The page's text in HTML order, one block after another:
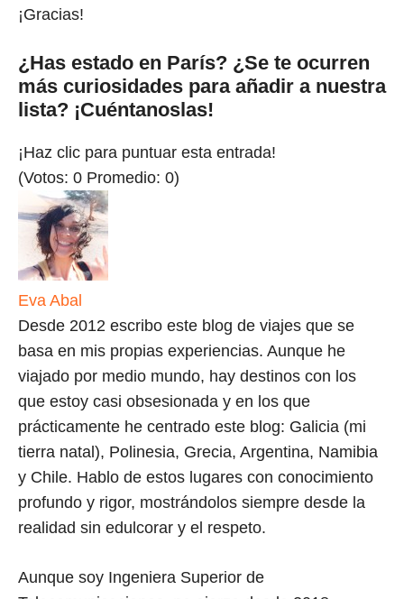
¡Gracias!
¿Has estado en París? ¿Se te ocurren
más curiosidades para añadir a nuestra
lista? ¡Cuéntanoslas!
¡Haz clic para puntuar esta entrada!
(Votos: 0 Promedio: 0)
Eva Abal
Desde 2012 escribo este blog de viajes que se
basa en mis propias experiencias. Aunque he
viajado por medio mundo, hay destinos con los
que estoy casi obsesionada y en los que
prácticamente he centrado este blog: Galicia (mi
tierra natal), Polinesia, Grecia, Argentina, Namibia
y Chile. Hablo de estos lugares con conocimiento
profundo y rigor, mostrándolos siempre desde la
realidad sin edulcorar y el respeto.
Aunque soy Ingeniera Superior de